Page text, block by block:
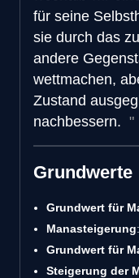
für seine
sie durch das
andere
wettmachen,
Zustand
nachbessern.
Grundwerte
Grundwert für
Manasteigerung
Grundwert für
Steigerung der